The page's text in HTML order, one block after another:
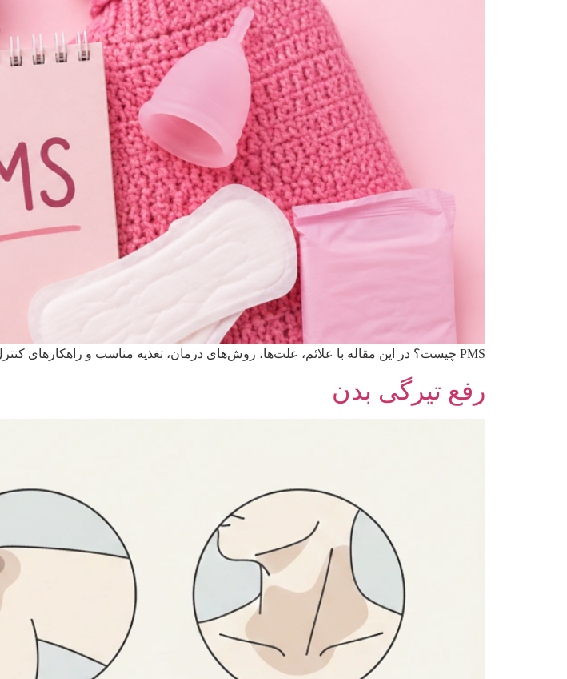
PMS چیست؟ در این مقاله با علائم، علت‌ها، روش‌های درمان، تغذیه مناسب و راهکارهای کنترل سندرم پیش از قاعدگی آشنا شوید و یاد بگیرید چگونه علائم آن را کاهش دهید.
رفع تیرگی بدن